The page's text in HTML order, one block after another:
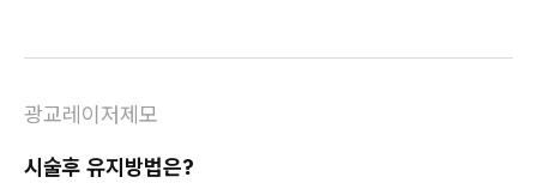
광교레이저제모
시술후 유지방법은?